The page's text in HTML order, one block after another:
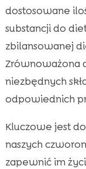
dostosowane
substancji do
zbilansowanej
Zrównoważona
niezbędnych
odpowiednich
Kluczowe jest
naszych
zapewnić im